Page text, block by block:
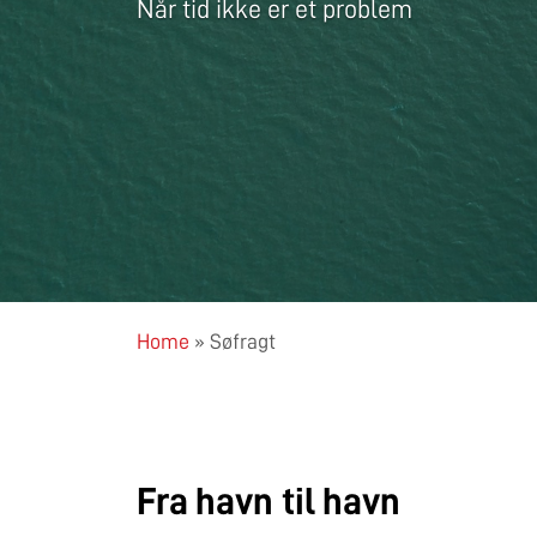
Når tid ikke er et problem
Home » Søfragt
Fra havn til havn